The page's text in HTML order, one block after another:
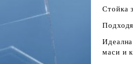
Стойка
маси и